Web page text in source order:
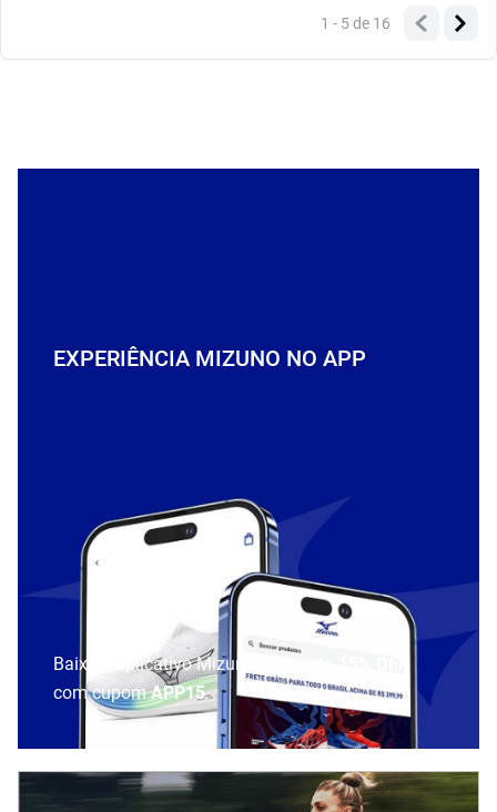
1 - 5de 16
EXPERIÊNCIA MIZUNO NO APP
Baixe o aplicativo Mizuno e garanta
com cupomAPP15.